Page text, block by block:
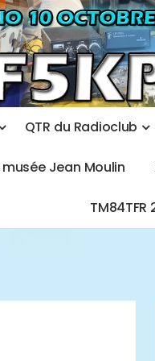
QTR du Radioclub
musée Jean Moulin
TM84TFR